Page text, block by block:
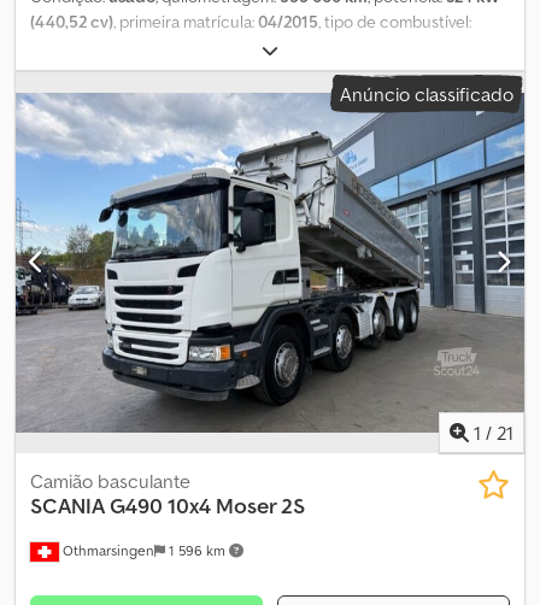
(440,52 cv), primeira matrícula:04/2015, tipo de combustível:
, peso máximo de carga:
kg, peso total:32 000 kg, configuração de eixo:8x4, combustível:
diesel, travões:retardador, cor:verde, cabina do condutor:
cabina diurna, tipo de engrenagem: automático
emissão:Euro 6, suspensão:aço, Equipamento: ABS,
acoplamento de reboque, ar condicionado, baixo nível de
ruído, bloqueio do diferencial, computador de bordo, controlo
de velocidade de cruzeiro, filtro de partículas, MAN TGS 35.440
8X4 Basculante Roll-off com Gancho 1º registo: 4/2015 555.000 KM
com comprovativos Classe de emissão Euro 6 Cabina curta
Transmissão automática Retarder Ar condicionado Engate de
reboque Fórmula de eixo 8X4 Suspensão de lâminas Pneus
315/80R22.5, piso aprox. 50% Peso vazio 14.050 kg Sistema de
gancho VDL Trösch Tipo: SK-25-6.1 Braço telescópico e articulado
Ano de fabrico 2015 Capacidade de elevação e basculamento
25.000 kg Cjdpfsx A T Dlox Aqgjha Exportação/preço líquido:
42.900 euros Todas as informações sem garantia, salvo erros.
Anúncio classificado
1 / 21
Othmarsingen 1 596 km
Camião basculante
SCANIAG490 10x4 Moser 2S